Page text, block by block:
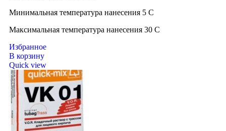
Минимальная температура нанесения 5 C
Максимальная температура нанесения 30 C
Избранное
В корзину
Quick view